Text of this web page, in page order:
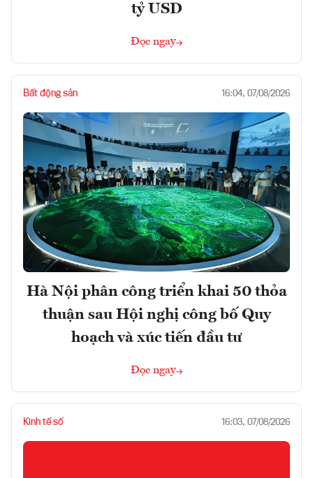
tỷ USD
Đọc ngay
Bất động sản 16:04, 07/08/2026
Hà Nội phân công triển khai 50 thỏa
thuận sau Hội nghị công bố Quy
hoạch và xúc tiến đầu tư
Đọc ngay
Kinh tế số 16:03, 07/08/2026